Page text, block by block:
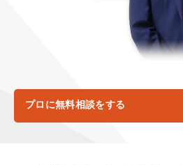
YouTubeディレクター
ミッション・ビジョン・バリュー
代表メッセージ（岩野圭佑）
認定パートナー
プロに無料相談をする